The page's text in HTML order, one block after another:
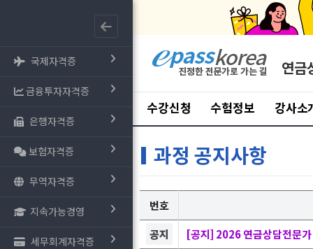
국제자격증
금융투자자격증
은행자격증
보험자격증
무역자격증
지속가능경영
세무회계자격증
연금
수강신청 수험정보 강사소
과정 공지사항
번호
공지
[공지] 2026 연금상담전문